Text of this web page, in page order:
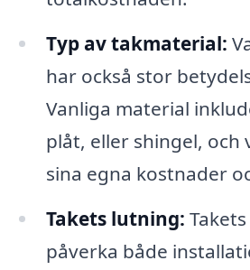
Typ av takmaterial:
har också stor
Vanliga material
plåt, eller shingel, och
sina egna kostnader
Takets lutning:
påverka både